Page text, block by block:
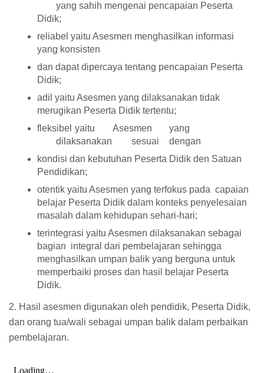
yang sahih mengenai pencapaian Peserta
Didik;
reliabel yaitu Asesmen menghasilkan informasi
yang konsisten
dan dapat dipercaya tentang pencapaian Peserta
Didik;
adil yaitu Asesmen yang dilaksanakan tidak
merugikan Peserta Didik tertentu;
fleksibel yaitu Asesmen
yang
dilaksanakan
sesuai
dengan
kondisi dan kebutuhan Peserta Didik den Satuan
Pendidikan;
otentik yaitu Asesmen yang terfokus pada capaian
belajar Peserta Didik dalam konteks penyelesaian
masalah dalam kehidupan sehari-hari;
terintegrasi yaitu Asesmen dilaksanakan sebagai
bagian integral dari pembelajaran sehingga
menghasilkan umpan balik yang berguna untuk
memperbaiki proses dan hasil belajar Peserta
Didik.
2. Hasil asesmen digunakan oleh pendidik, Peserta Didik,
dan orang tua/wali sebagai umpan balik dalam perbaikan
pembelajaran.